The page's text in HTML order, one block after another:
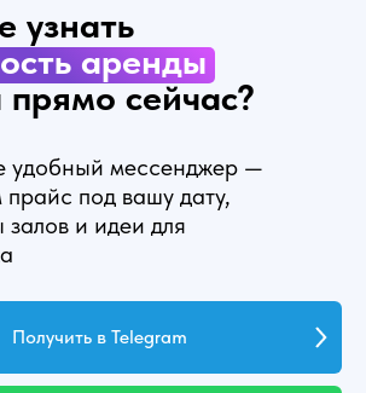
удобный мессенджер —
прайс под вашу дату,
залов и идеи для
узнать
аренды
сейчас?
Получить в Telegram